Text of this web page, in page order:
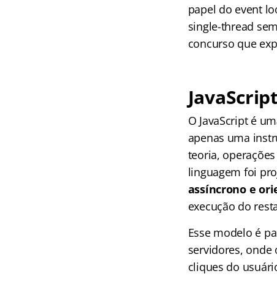
papel do event
single-thread
concurso que
O JavaScript é
apenas uma
teoria,
linguagem foi
assíncrono e
execução do
Esse modelo é
servidores, onde
cliques do